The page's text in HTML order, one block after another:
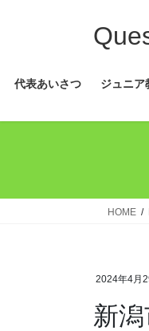
ス
ン
代表あいさつ ジュニア
HOME
2024年4月
新